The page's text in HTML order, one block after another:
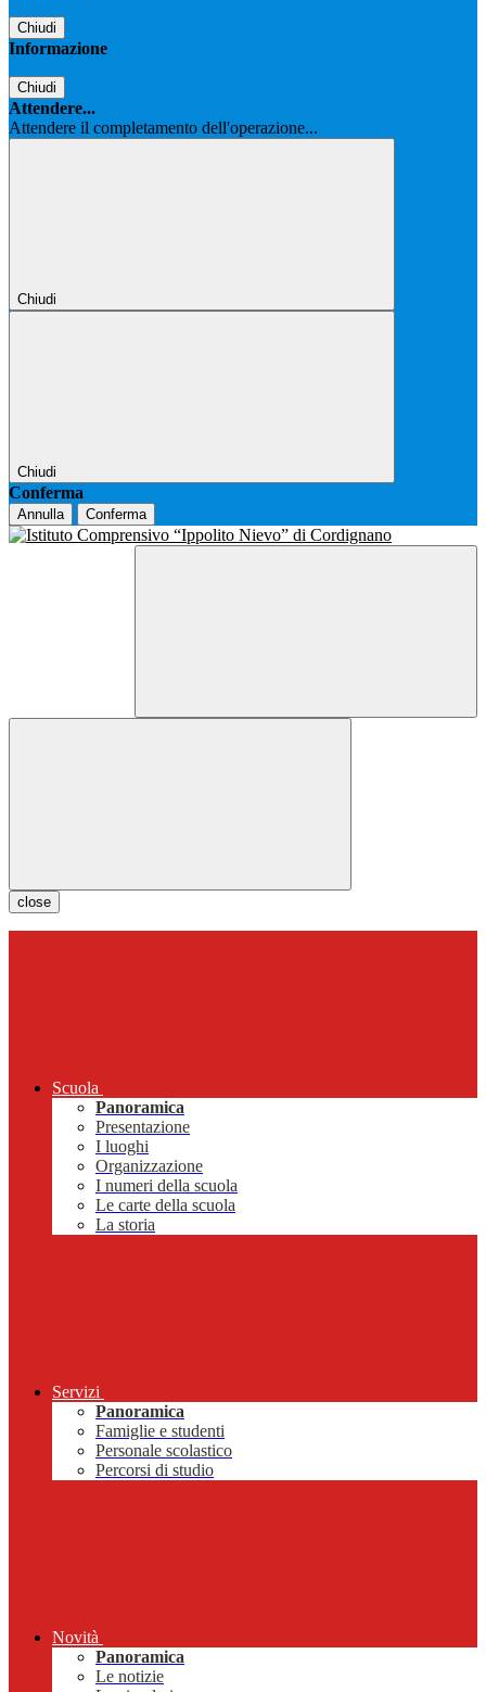
Chiudi
Informazione
Chiudi
Attendere...
Attendere il completamento dell'operazione...
Chiudi
Chiudi
Conferma
Annulla Conferma
close
Scuola
Panoramica
Presentazione
I luoghi
Organizzazione
I numeri della scuola
Le carte della scuola
La storia
Servizi
Panoramica
Famiglie e studenti
Personale scolastico
Percorsi di studio
Novità
Panoramica
Le notizie